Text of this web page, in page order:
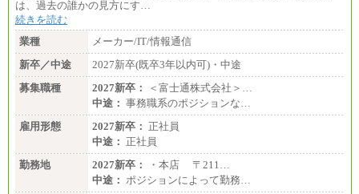
は、過去の誰かの見方にす…
続きを読む
業種
メーカー/IT/情報通信
新卒／中途
2027新卒(既卒3年以内可)・中途
募集職種
2027新卒：
＜富士通株式会社＞…
中途： 事務職系のポジションな…
雇用形態
2027新卒： 正社員
中途： 正社員
勤務地
2027新卒：
・本店 〒211…
中途： ポジションによって勤務…